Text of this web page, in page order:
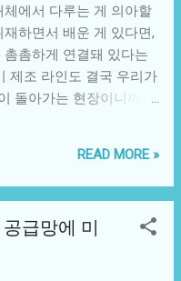
아마 아도마 툼-아모아
존을 위한 예산 편성에서
해야 한다"고 강조했습
협약문은 다섯 가지 핵심
차보건의료 강화, 보건
렸다는 점은, 아프리카
티모르, 223,000건에서
식은 더욱 구체적인 성과
로부터 말라리아 퇴치 인
터 시작된 이 여정은 숫
에서 다루는 게 의아할
하면서 배운 게 있다면,
촘하게 연결돼 있다는
제조 라인도 결국 우리가
돌아가는 현장이니까.
이슈처럼 보인다. 하지
의료기기와 바이오 제조
탄이다. 미국 원조 재개,
량계획(WFP)에 대한 일
퇴치를 위한 자금 흐름
READ MORE »
급망에 미